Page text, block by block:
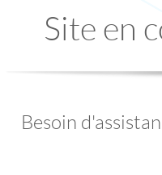
Site en
Besoin